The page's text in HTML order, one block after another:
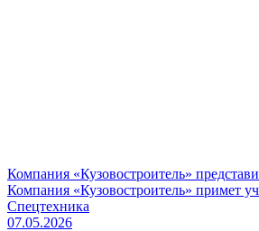
Компания «Кузовостроитель»
Компания «Кузовостроитель» примет
Спецтехника
07.05.2026